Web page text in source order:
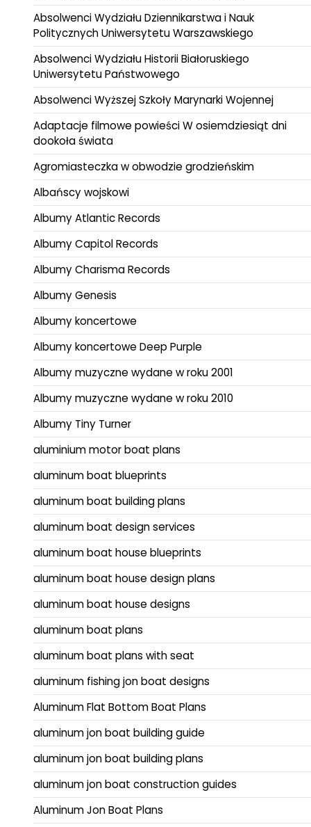
Absolwenci Wydziału Dziennikarstwa i Nauk
Politycznych Uniwersytetu Warszawskiego
Absolwenci Wydziału Historii Białoruskiego
Uniwersytetu Państwowego
Absolwenci Wyższej Szkoły Marynarki Wojennej
Adaptacje filmowe powieści W osiemdziesiąt dni
dookoła świata
Agromiasteczka w obwodzie grodzieńskim
Albańscy wojskowi
Albumy Atlantic Records
Albumy Capitol Records
Albumy Charisma Records
Albumy Genesis
Albumy koncertowe
Albumy koncertowe Deep Purple
Albumy muzyczne wydane w roku 2001
Albumy muzyczne wydane w roku 2010
Albumy Tiny Turner
aluminium motor boat plans
aluminum boat blueprints
aluminum boat building plans
aluminum boat design services
aluminum boat house blueprints
aluminum boat house design plans
aluminum boat house designs
aluminum boat plans
aluminum boat plans with seat
aluminum fishing jon boat designs
Aluminum Flat Bottom Boat Plans
aluminum jon boat building guide
aluminum jon boat building plans
aluminum jon boat construction guides
Aluminum Jon Boat Plans